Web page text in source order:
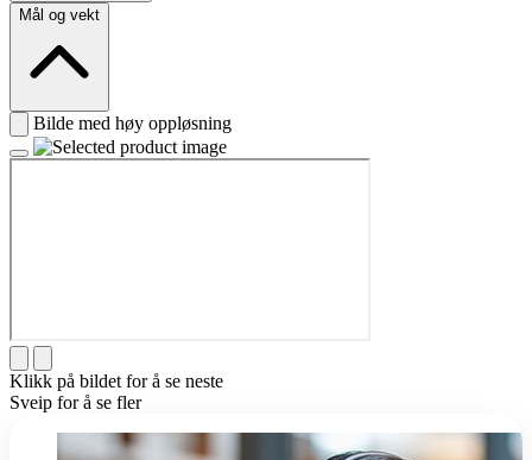
Mål og vekt
Bilde med høy oppløsning
Klikk på bildet for å se neste
Sveip for å se fler